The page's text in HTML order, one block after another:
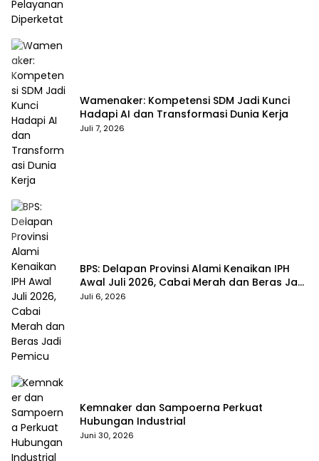
Wamenaker: Kompetensi SDM Jadi Kunci
Hadapi AI dan Transformasi Dunia Kerja
Juli 7, 2026
BPS: Delapan Provinsi Alami Kenaikan IPH
Awal Juli 2026, Cabai Merah dan Beras Jadi
Pemicu
Juli 6, 2026
Kemnaker dan Sampoerna Perkuat
Hubungan Industrial
Juni 30, 2026